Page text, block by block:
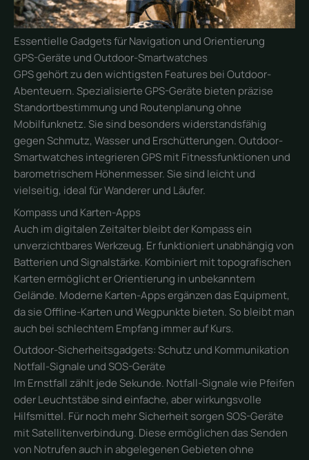
Essentielle Gadgets für Navigation und Orientierung
GPS-Geräte und Outdoor-Smartwatches
GPS gehört zu den wichtigsten Features bei Outdoor-
Abenteuern. Spezialisierte GPS-Geräte bieten präzise
Standortbestimmung und Routenplanung ohne
Mobilfunknetz. Sie sind besonders widerstandsfähig
gegen Schmutz, Wasser und Erschütterungen. Outdoor-
Smartwatches integrieren GPS mit Fitnessfunktionen und
barometrischem Höhenmesser. Sie sind leicht und
vielseitig, ideal für Wanderer und Läufer.
Kompass und Karten-Apps
Auch im digitalen Zeitalter bleibt der Kompass ein
unverzichtbares Werkzeug. Er funktioniert unabhängig von
Batterien und Signalstärke. Kombiniert mit topografischen
Karten ermöglicht er Orientierung in unbekanntem
Gelände. Moderne Karten-Apps ergänzen das Equipment,
da sie Offline-Karten und Wegpunkte bieten. So bleibt man
auch bei schlechtem Empfang immer auf Kurs.
Outdoor-Sicherheitsgadgets: Schutz und Kommunikation
Notfall-Signale und SOS-Geräte
Im Ernstfall zählt jede Sekunde. Notfall-Signale wie Pfeifen
oder Leuchtstäbe sind einfache, aber wirkungsvolle
Hilfsmittel. Für noch mehr Sicherheit sorgen SOS-Geräte
mit Satellitenverbindung. Diese ermöglichen das Senden
von Notrufen auch in abgelegenen Gebieten ohne